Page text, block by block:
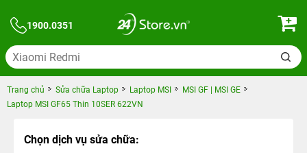
1900.0351
Trang chủ Sửa chữa Laptop Laptop MSI
MSI GF | MSI GE
Laptop MSI GF65 Thin 10SER 622VN
Chọn dịch vụ sửa chữa: